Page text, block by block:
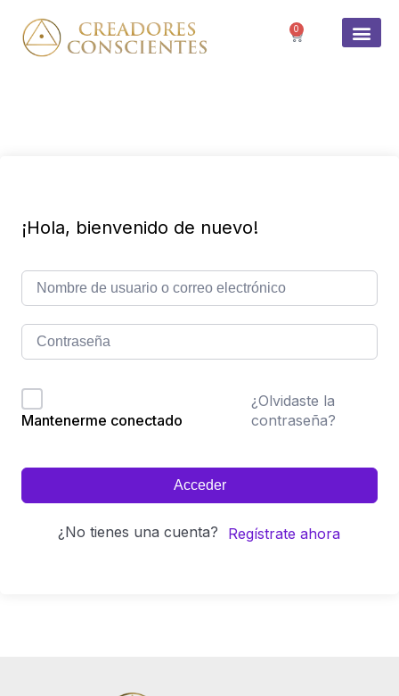
0
¡Hola, bienvenido de nuevo!
Mantenerme conectado
¿Olvidaste la
contraseña?
Acceder
¿No tienes una cuenta? Regístrate ahora